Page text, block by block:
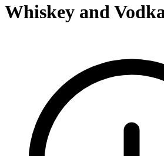
Whiskey and